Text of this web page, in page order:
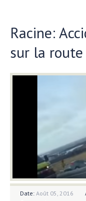
Racine:
sur la
Date: Août 05, 2016